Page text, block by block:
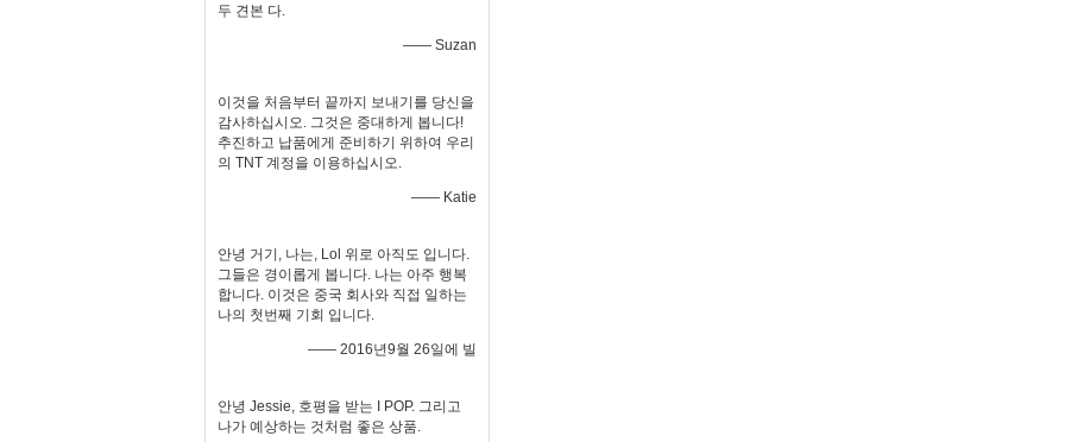
두 견본 다.
—— Suzan
이것을 처음부터 끝까지 보내기를 당신을
감사하십시오. 그것은 중대하게 봅니다!
추진하고 납품에게 준비하기 위하여 우리
의 TNT 계정을 이용하십시오.
—— Katie
안녕 거기, 나는, Lol 위로 아직도 입니다.
그들은 경이롭게 봅니다. 나는 아주 행복
합니다. 이것은 중국 회사와 직접 일하는
나의 첫번째 기회 입니다.
—— 2016년9월 26일에 빌
안녕 Jessie, 호평을 받는 I POP. 그리고
나가 예상하는 것처럼 좋은 상품.